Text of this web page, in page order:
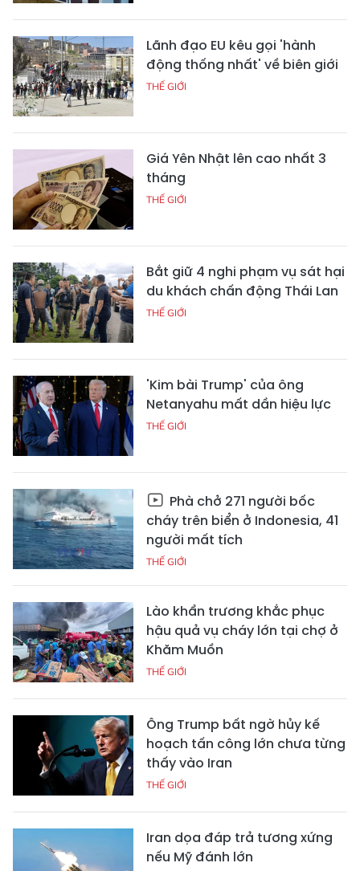
Lãnh đạo EU kêu gọi 'hành
động thống nhất' về biên giới
THẾ GIỚI
Giá Yên Nhật lên cao nhất 3
tháng
THẾ GIỚI
Bắt giữ 4 nghi phạm vụ sát hại
du khách chấn động Thái Lan
THẾ GIỚI
'Kim bài Trump' của ông
Netanyahu mất dần hiệu lực
THẾ GIỚI
Phà chở 271 người bốc
cháy trên biển ở Indonesia, 41
người mất tích
THẾ GIỚI
Lào khẩn trương khắc phục
hậu quả vụ cháy lớn tại chợ ở
Khăm Muồn
THẾ GIỚI
Ông Trump bất ngờ hủy kế
hoạch tấn công lớn chưa từng
thấy vào Iran
THẾ GIỚI
Iran dọa đáp trả tương xứng
nếu Mỹ đánh lớn